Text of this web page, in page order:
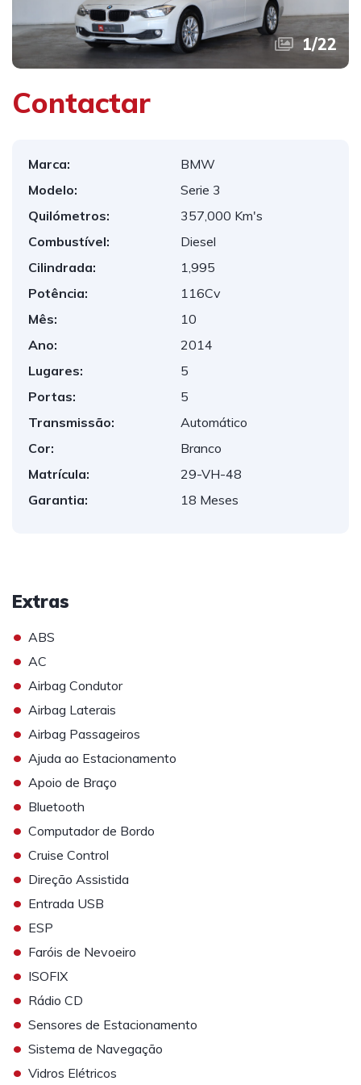
1/22
Contactar
Marca:
BMW
Modelo:
Serie 3
Quilómetros:
357,000 Km's
Combustível:
Diesel
Cilindrada:
1,995
Potência:
116Cv
Mês:
10
Ano:
2014
Lugares:
5
Portas:
5
Transmissão:
Automático
Cor:
Branco
Matrícula:
29-VH-48
Garantia:
18 Meses
Extras
• ABS
• AC
• Airbag Condutor
• Airbag Laterais
• Airbag Passageiros
• Ajuda ao Estacionamento
• Apoio de Braço
• Bluetooth
• Computador de Bordo
• Cruise Control
• Direção Assistida
• Entrada USB
• ESP
• Faróis de Nevoeiro
• ISOFIX
• Rádio CD
• Sensores de Estacionamento
• Sistema de Navegação
• Vidros Elétricos